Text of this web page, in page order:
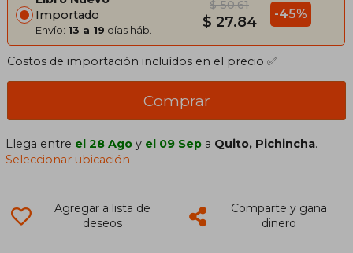
Importado
Envío: 13 a 19 días háb.
$ 50.61
$ 27.84 -45%
Costos de importación incluídos en el precio ✅
Comprar
Llega entre el 28 Ago y el 09 Sep a Quito, Pichincha.
Seleccionar ubicación
Agregar a lista de
deseos
Comparte y gana
dinero